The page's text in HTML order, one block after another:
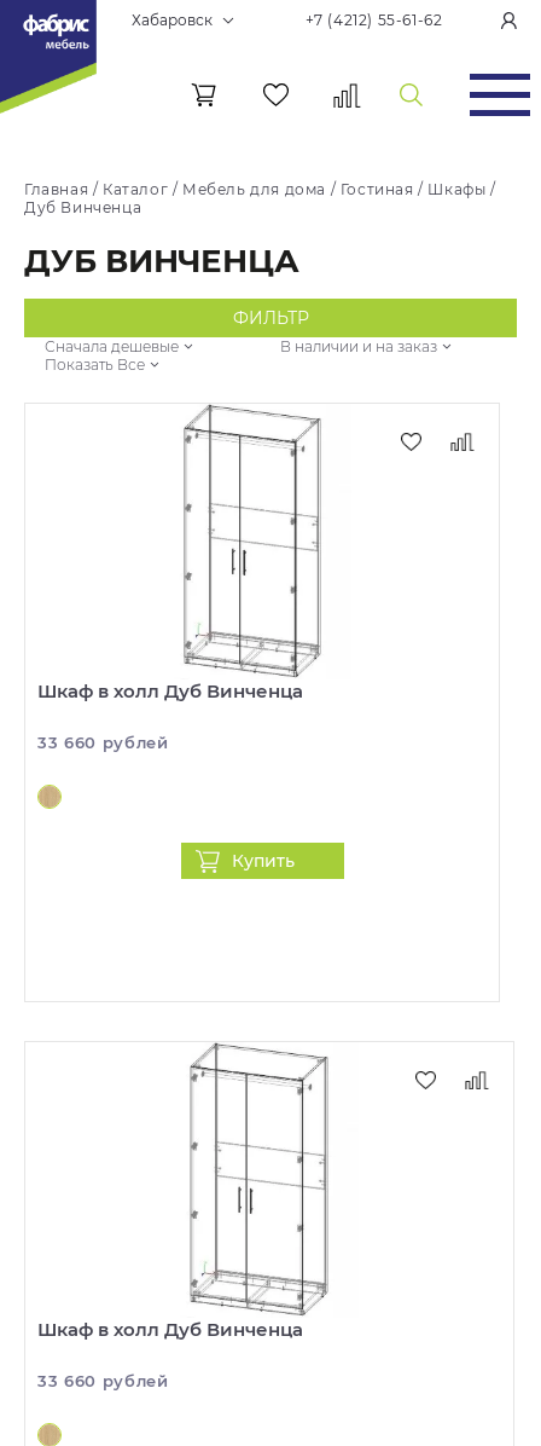
Хабаровск +7 (4212) 55-61-62
Главная / Каталог / Мебель для дома / Гостиная / Шкафы /
Дуб Винченца
ДУБ ВИНЧЕНЦА
ФИЛЬТР
Сначала дешевые
В наличии и на заказ
Показать Все
Шкаф в холл Дуб Винченца
33 660 рублей
Купить
Шкаф в холл Дуб Винченца
33 660 рублей